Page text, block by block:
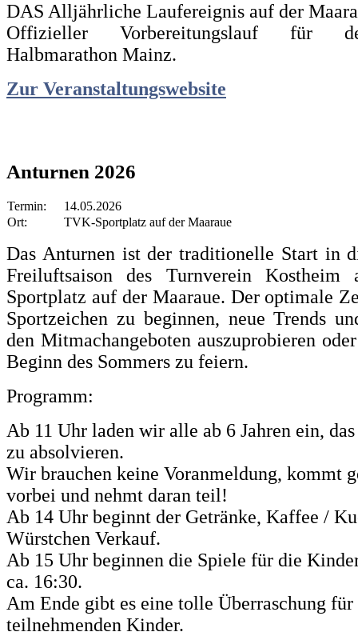
DAS Alljährliche Laufereignis auf der
Offizieller Vorbereitungslauf für
Halbmarathon Mainz.
Zur Veranstaltungswebsite
Anturnen 2026
Termin:
14.05.2026
Ort:
TVK-Sportplatz auf der Maaraue
Das Anturnen ist der traditionelle Start in
Freiluftsaison des Turnverein
Sportplatz auf der Maaraue. Der optimale
Sportzeichen zu beginnen, neue Trends
den Mitmachangeboten auszuprobieren
Beginn des Sommers zu feiern.
Programm:
Ab 11 Uhr laden wir alle ab 6 Jahren ein,
zu absolvieren.
Wir brauchen keine Voranmeldung, kommt
vorbei und nehmt daran teil!
Ab 14 Uhr beginnt der Getränke, Kaffee /
Würstchen Verkauf.
Ab 15 Uhr beginnen die Spiele für die
ca. 16:30.
Am Ende gibt es eine tolle Überraschung
teilnehmenden Kinder.